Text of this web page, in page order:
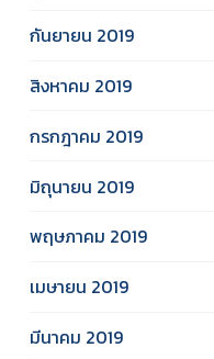
กันยายน 2019
สิงหาคม 2019
กรกฎาคม 2019
มิถุนายน 2019
พฤษภาคม 2019
เมษายน 2019
มีนาคม 2019